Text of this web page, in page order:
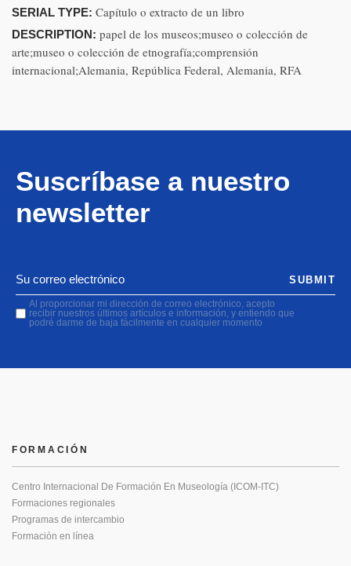
SERIAL TYPE: Capítulo o extracto de un libro
DESCRIPTION: papel de los museos;museo o colección de
arte;museo o colección de etnografía;comprensión
internacional;Alemania, República Federal, Alemania, RFA
Suscríbase a nuestro
newsletter
Al proporcionar mi dirección de correo electrónico, acepto
recibir nuestros últimos artículos e información, y entiendo que
podré darme de baja fácilmente en cualquier momento
SUBMIT
FORMACIÓN
Centro Internacional De Formación En Museología (ICOM-ITC)
Formaciones regionales
Programas de intercambio
Formación en línea